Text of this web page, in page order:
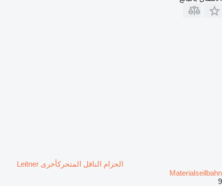
الحزام الناقل المتحركأخرى Leitner
Materialseilbahn
9